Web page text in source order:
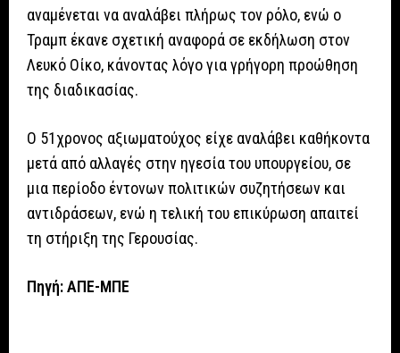
αναμένεται να αναλάβει πλήρως τον ρόλο, ενώ ο
Τραμπ έκανε σχετική αναφορά σε εκδήλωση στον
Λευκό Οίκο, κάνοντας λόγο για γρήγορη προώθηση
της διαδικασίας.
Ο 51χρονος αξιωματούχος είχε αναλάβει καθήκοντα
μετά από αλλαγές στην ηγεσία του υπουργείου, σε
μια περίοδο έντονων πολιτικών συζητήσεων και
αντιδράσεων, ενώ η τελική του επικύρωση απαιτεί
τη στήριξη της Γερουσίας.
Πηγή: ΑΠΕ-ΜΠΕ